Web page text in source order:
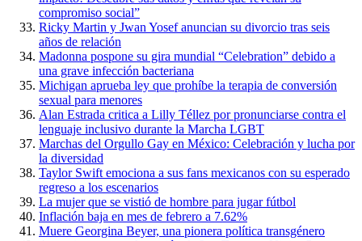
compromiso social”
Ricky Martin y Jwan Yosef anuncian su divorcio tras seis
años de relación
Madonna pospone su gira mundial “Celebration” debido a
una grave infección bacteriana
Michigan aprueba ley que prohíbe la terapia de conversión
sexual para menores
Alan Estrada critica a Lilly Téllez por pronunciarse contra el
lenguaje inclusivo durante la Marcha LGBT
Marchas del Orgullo Gay en México: Celebración y lucha por
la diversidad
Taylor Swift emociona a sus fans mexicanos con su esperado
regreso a los escenarios
La mujer que se vistió de hombre para jugar fútbol
Inflación baja en mes de febrero a 7.62%
Muere Georgina Beyer, una pionera política transgénero